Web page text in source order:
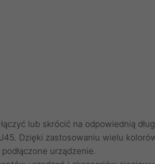
lub skrócić na odpowiednią
. Dzięki zastosowaniu wielu
urządzenie.